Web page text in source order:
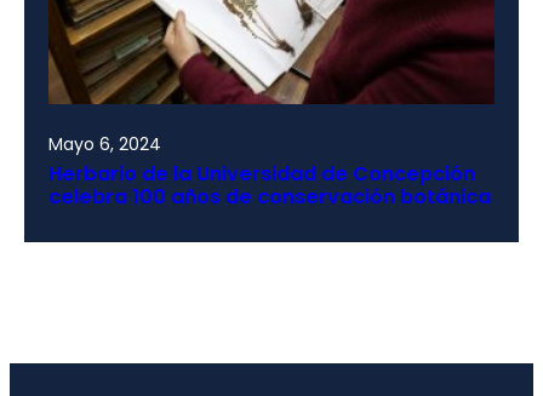
Mayo 6, 2024
Herbario de la Universidad de Concepción
celebra 100 años de conservación botánica